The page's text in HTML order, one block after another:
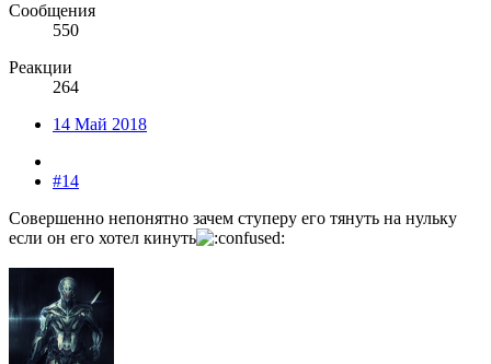
Сообщения
550
Реакции
264
14 Май 2018
#14
Совершенно непонятно зачем ступеру его тянуть на нульку
если он его хотел кинуть